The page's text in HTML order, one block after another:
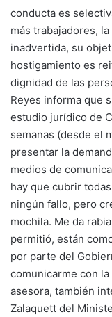
conducta es
más trabajadores,
inadvertida, su
hostigamiento es
dignidad de las
Reyes informa que
estudio jurídico de
semanas (desde el
presentar la
medios de
hay que cubrir
ningún fallo, pero
mochila. Me da
permitió, están
por parte del
comunicarme con
asesora, también
Zalaquett del